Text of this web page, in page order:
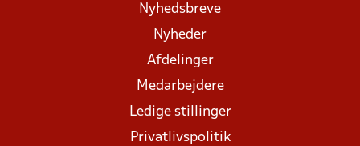
Nyhedsbreve
Nyheder
Afdelinger
Medarbejdere
Ledige stillinger
Privatlivspolitik